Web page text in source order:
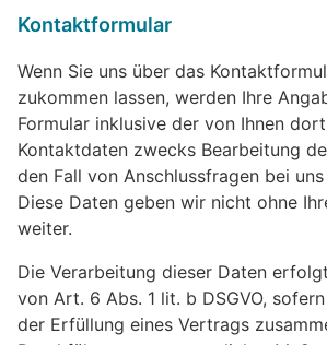
Kontaktformular
Wenn Sie uns über das
zukommen lassen, werden Ihre
Formular inklusive der von Ihnen
Kontaktdaten zwecks Bearbeitung
den Fall von Anschlussfragen bei
Diese Daten geben wir nicht ohne
weiter.
Die Verarbeitung dieser Daten
von Art. 6 Abs. 1 lit. b DSGVO,
der Erfüllung eines Vertrags